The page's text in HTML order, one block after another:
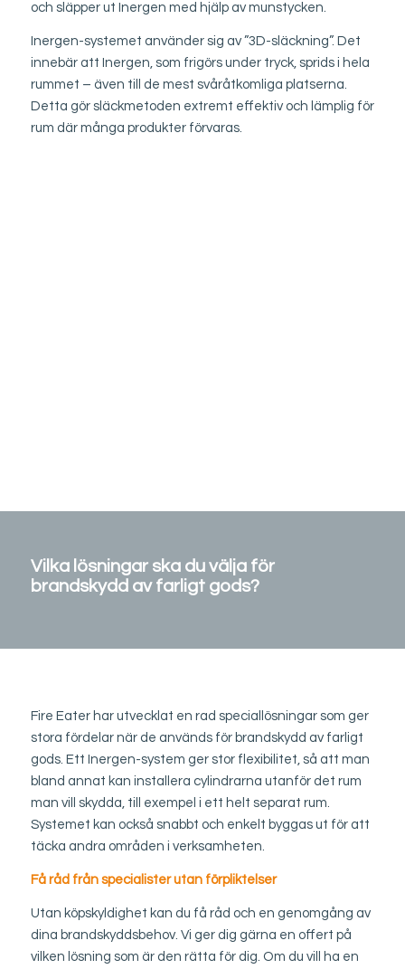
och släpper ut Inergen med hjälp av munstycken.
Inergen-systemet använder sig av ”3D-släckning”. Det
innebär att Inergen, som frigörs under tryck, sprids i hela
rummet – även till de mest svåråtkomliga platserna.
Detta gör släckmetoden extremt effektiv och lämplig för
rum där många produkter förvaras.
Vilka lösningar ska du välja för
brandskydd av farligt gods?
Fire Eater har utvecklat en rad speciallösningar som ger
stora fördelar när de används för brandskydd av farligt
gods. Ett Inergen-system ger stor flexibilitet, så att man
bland annat kan installera cylindrarna utanför det rum
man vill skydda, till exempel i ett helt separat rum.
Systemet kan också snabbt och enkelt byggas ut för att
täcka andra områden i verksamheten.
Få råd från specialister utan förpliktelser
Utan köpskyldighet kan du få råd och en genomgång av
dina brandskyddsbehov. Vi ger dig gärna en offert på
vilken lösning som är den rätta för dig. Om du vill ha en